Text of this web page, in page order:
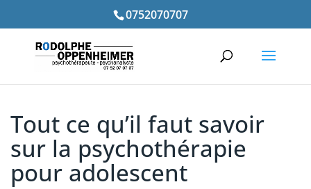
0752070707
Tout ce qu’il faut savoir
sur la psychothérapie
pour adolescent